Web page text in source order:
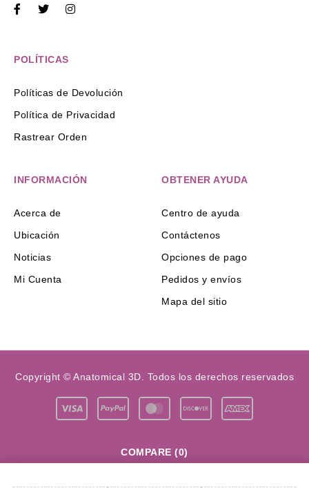
POLÍTICAS
Políticas de Devolución
Política de Privacidad
Rastrear Orden
INFORMACIÓN
Acerca de
Ubicación
Noticias
Mi Cuenta
OBTENER AYUDA
Centro de ayuda
Contáctenos
Opciones de pago
Pedidos y envíos
Mapa del sitio
Copyright © Anatomical 3D. Todos los derechos reservados
COMPARE (0)